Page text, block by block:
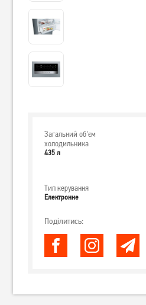
Загальний об'єм
холодильника
435 л
Тип керування
Електронне
Поділитись: